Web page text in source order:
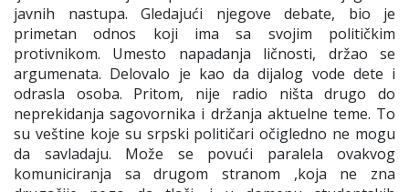
javnih nastupa. Gledajući njegove debate, bio je
primetan odnos koji ima sa svojim političkim
protivnikom. Umesto napadanja ličnosti, držao se
argumenata. Delovalo je kao da dijalog vode dete i
odrasla osoba. Pritom, nije radio ništa drugo do
neprekidanja sagovornika i držanja aktuelne teme. To
su veštine koje su srpski političari očigledno ne mogu
da savladaju. Može se povući paralela ovakvog
komuniciranja sa drugom stranom ,koja ne zna